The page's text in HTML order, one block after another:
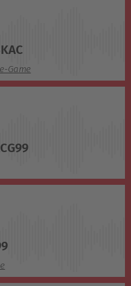
Game